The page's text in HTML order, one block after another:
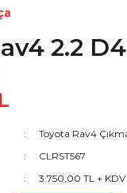
2.2
Toyota Rav4
CLRST567
3.750,00 TL + KDV